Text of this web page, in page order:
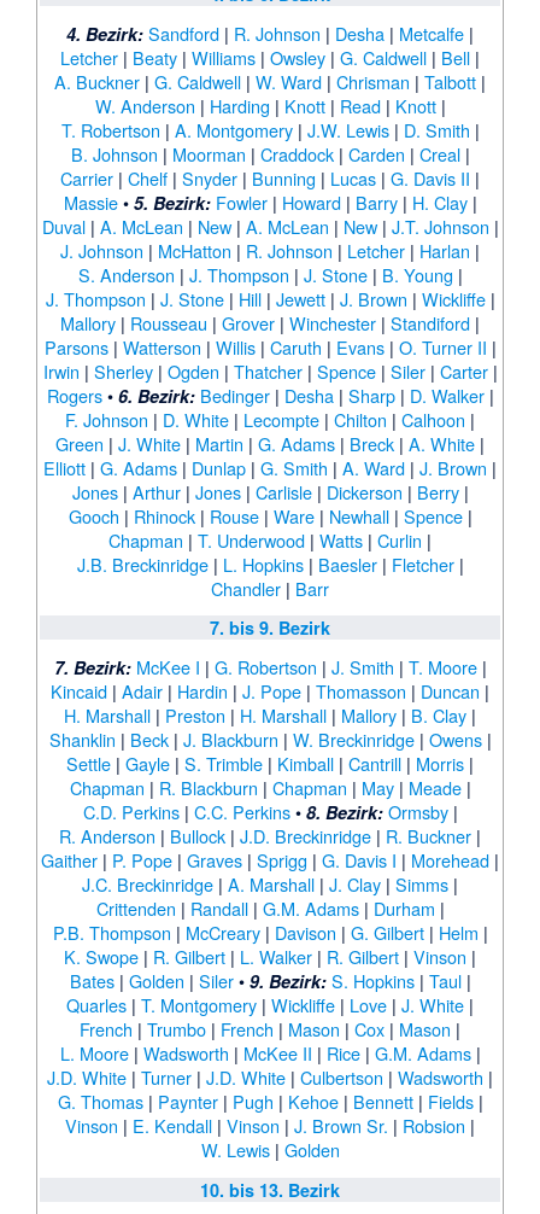
4. Bezirk: Sandford | R. Johnson | Desha | Metcalfe |
Letcher | Beaty | Williams | Owsley | G. Caldwell | Bell |
A. Buckner | G. Caldwell | W. Ward | Chrisman | Talbott |
W. Anderson | Harding | Knott| Read| Knott|
T. Robertson | A. Montgomery| J.W. Lewis| D. Smith |
B. Johnson | Moorman | Craddock| Carden | Creal|
Carrier | Chelf | Snyder | Bunning | Lucas | G. Davis II |
Massie• 5. Bezirk: Fowler| Howard| Barry| H. Clay|
Duval| A. McLean | New| A. McLean | New| J.T. Johnson |
J. Johnson | McHatton | R. Johnson | Letcher | Harlan |
S. Anderson | J. Thompson | J. Stone| B. Young |
J. Thompson | J. Stone| Hill| Jewett| J. Brown | Wickliffe|
Mallory | Rousseau | Grover | Winchester | Standiford |
Parsons| Watterson | Willis| Caruth | Evans| O. Turner II |
Irwin | Sherley| Ogden | Thatcher| Spence| Siler| Carter|
Rogers• 6. Bezirk: Bedinger| Desha| Sharp| D. Walker|
F. Johnson | D. White | Lecompte | Chilton | Calhoon |
Green | J. White | Martin | G. Adams | Breck | A. White |
Elliott | G. Adams | Dunlap | G. Smith | A. Ward | J. Brown |
Jones| Arthur| Jones| Carlisle| Dickerson | Berry|
Gooch | Rhinock| Rouse| Ware| Newhall| Spence|
Chapman | T. Underwood | Watts | Curlin |
J.B. Breckinridge| L. Hopkins| Baesler| Fletcher|
Chandler | Barr
7. bis 9. Bezirk
7. Bezirk: McKee I | G. Robertson | J. Smith | T. Moore|
Kincaid | Adair | Hardin | J. Pope | Thomasson | Duncan |
H. Marshall | Preston | H. Marshall | Mallory | B. Clay |
Shanklin | Beck| J. Blackburn | W. Breckinridge| Owens|
Settle | Gayle | S. Trimble | Kimball | Cantrill | Morris |
Chapman | R. Blackburn | Chapman | May| Meade|
C.D. Perkins| C.C. Perkins• 8. Bezirk: Ormsby|
R. Anderson | Bullock | J.D. Breckinridge | R. Buckner |
Gaither | P. Pope | Graves | Sprigg | G. Davis I | Morehead |
J.C. Breckinridge | A. Marshall | J. Clay | Simms |
Crittenden | Randall| G.M. Adams| Durham |
P.B. Thompson | McCreary| Davison | G. Gilbert| Helm |
K. Swope | R. Gilbert | L. Walker | R. Gilbert | Vinson |
Bates| Golden | Siler• 9. Bezirk: S. Hopkins| Taul|
Quarles | T. Montgomery | Wickliffe | Love | J. White |
French | Trumbo | French | Mason | Cox | Mason |
L. Moore| Wadsworth | McKee II | Rice| G.M. Adams|
J.D. White | Turner | J.D. White | Culbertson | Wadsworth |
G. Thomas| Paynter| Pugh | Kehoe| Bennett| Fields|
Vinson | E. Kendall | Vinson | J. Brown Sr. | Robsion |
W. Lewis| Golden
10. bis 13. Bezirk